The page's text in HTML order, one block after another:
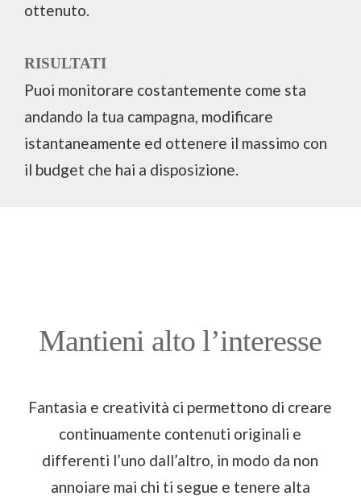
ottenuto.
RISULTATI
Puoi monitorare costantemente come sta
andando la tua campagna, modificare
istantaneamente ed ottenere il massimo con
il budget che hai a disposizione.
Mantieni alto l’interesse
Fantasia e creatività ci permettono di creare
continuamente contenuti originali e
differenti l’uno dall’altro, in modo da non
annoiare mai chi ti segue e tenere alta